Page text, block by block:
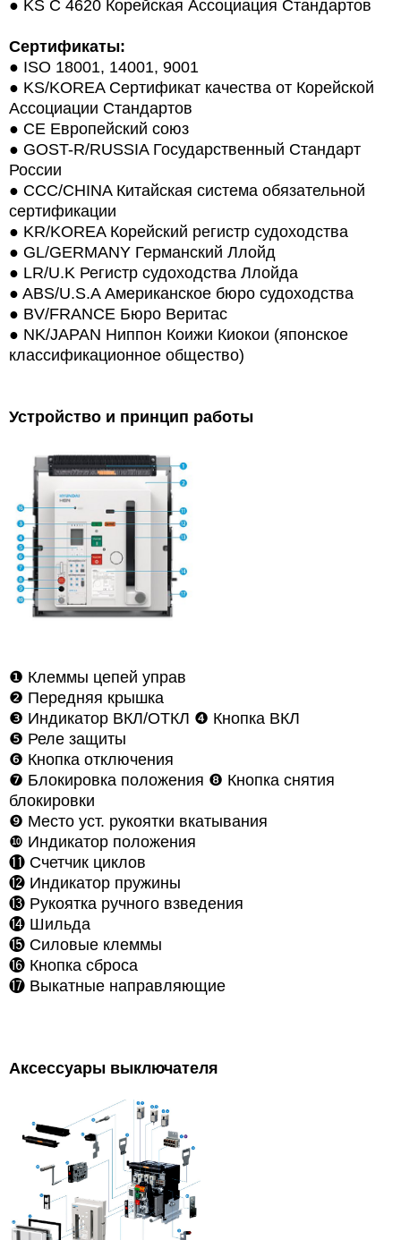
● KS C 4620 Корейская Ассоциация Стандартов
Сертификаты:
● ISO 18001, 14001, 9001
● KS/KOREA Сертификат качества от Корейской
Ассоциации Стандартов
● CE Европейский союз
● GOST-R/RUSSIA Государственный Стандарт
России
● CCC/CHINA Китайская система обязательной
сертификации
● KR/KOREA Корейский регистр судоходства
● GL/GERMANY Германский Ллойд
● LR/U.K Регистр судоходства Ллойда
● ABS/U.S.A Американское бюро судоходства
● BV/FRANCE Бюро Веритас
● NK/JAPAN Ниппон Коижи Киокои (японское
классификационное общество)
Устройство и принцип работы
❶ Клеммы цепей управ
❷ Передняя крышка
❸ Индикатор ВКЛ/ОТКЛ ❹ Кнопка ВКЛ
❺ Реле защиты
❻ Кнопка отключения
❼ Блокировка положения ❽ Кнопка снятия
блокировки
❾ Место уст. рукоятки вкатывания
❿ Индикатор положения
⓫ Счетчик циклов
⓬ Индикатор пружины
⓭ Рукоятка ручного взведения
⓮ Шильда
⓯ Силовые клеммы
⓰ Кнопка сброса
⓱ Выкатные направляющие
Аксессуары выключателя